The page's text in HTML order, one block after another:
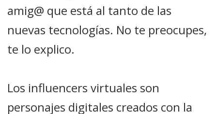
amig@ que está al tanto de las
nuevas tecnologías. No te preocupes,
te lo explico.
Los influencers virtuales son
personajes digitales creados con la